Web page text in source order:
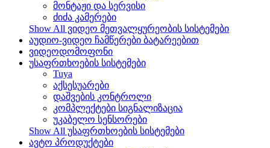
მონტაჟი და სერვისი
ძიძა კამერები
Show All ვიდეო მეთვალყურეობის სისტემები
აუდიო-ვიდეო ჩამწერები ბატარეებით
ვიდეოდომოფონი
უსაფრთხოების სისტემები
Tuya
აქსესუარები
დაშვების კონტროლი
კომპლექტები სიგნალიზაცია
უკაბელო სენსორები
Show All უსაფრთხოების სისტემები
ავტო პროდუქტები